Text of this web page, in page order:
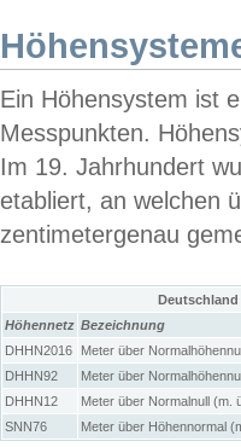
Ein Höhensystem ist
Messpunkten.
Im 19. Jahrhundert
etabliert, an welchen
zentimetergenau
Höhennetz Bezeichnung
DHHN2016
Meter über
DHHN92
Meter über
DHHN12
Meter über Normalnull (m.
SNN76
Meter über Höhennormal